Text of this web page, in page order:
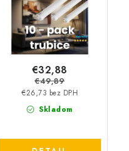
Skladom
€26,73 bez DPH
€32,88
€49,89